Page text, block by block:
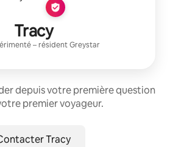
Tracy
– résidentGreystar
depuis votre première question
premier voyageur.
Tracy